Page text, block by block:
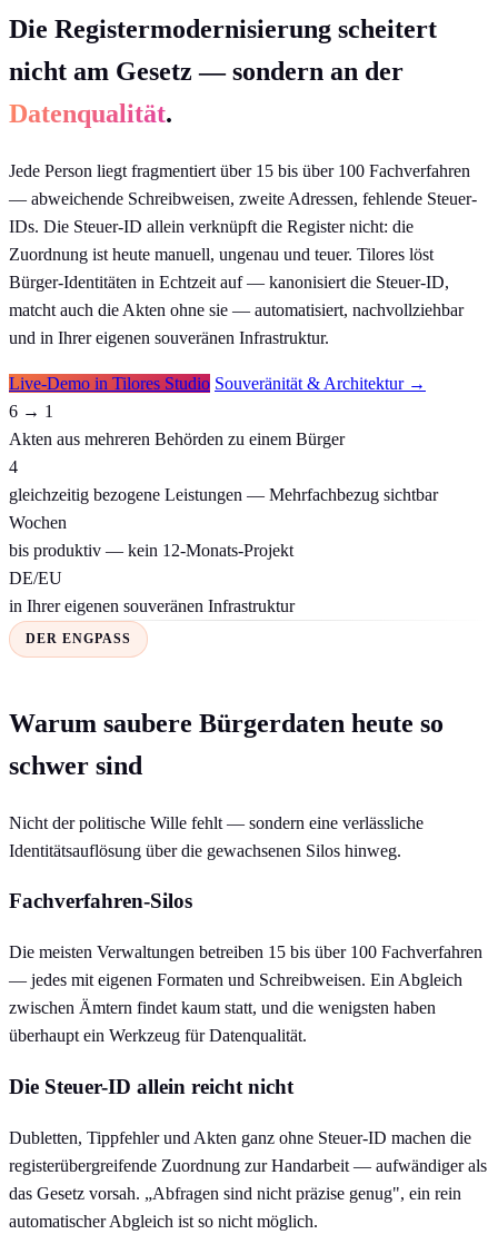
Die Registermodernisierung scheitert
nicht am Gesetz — sondern an der
Datenqualität.
Jede Person liegt fragmentiert über 15 bis über 100 Fachverfahren
— abweichende Schreibweisen, zweite Adressen, fehlende Steuer-
IDs. Die Steuer-ID allein verknüpft die Register nicht: die
Zuordnung ist heute manuell, ungenau und teuer. Tilores löst
Bürger-Identitäten in Echtzeit auf — kanonisiert die Steuer-ID,
matcht auch die Akten ohne sie — automatisiert, nachvollziehbar
und in Ihrer eigenen souveränen Infrastruktur.
Live-Demo in Tilores Studio Souveränität & Architektur →
6 → 1
Akten aus mehreren Behörden zu einem Bürger
4
gleichzeitig bezogene Leistungen — Mehrfachbezug sichtbar
Wochen
bis produktiv — kein 12-Monats-Projekt
DE/EU
in Ihrer eigenen souveränen Infrastruktur
DER ENGPASS
Warum saubere Bürgerdaten heute so
schwer sind
Nicht der politische Wille fehlt — sondern eine verlässliche
Identitätsauflösung über die gewachsenen Silos hinweg.
Fachverfahren-Silos
Die meisten Verwaltungen betreiben 15 bis über 100 Fachverfahren
— jedes mit eigenen Formaten und Schreibweisen. Ein Abgleich
zwischen Ämtern findet kaum statt, und die wenigsten haben
überhaupt ein Werkzeug für Datenqualität.
Die Steuer-ID allein reicht nicht
Dubletten, Tippfehler und Akten ganz ohne Steuer-ID machen die
register­übergreifende Zuordnung zur Handarbeit — aufwändiger als
das Gesetz vorsah. „Abfragen sind nicht präzise genug", ein rein
automatischer Abgleich ist so nicht möglich.